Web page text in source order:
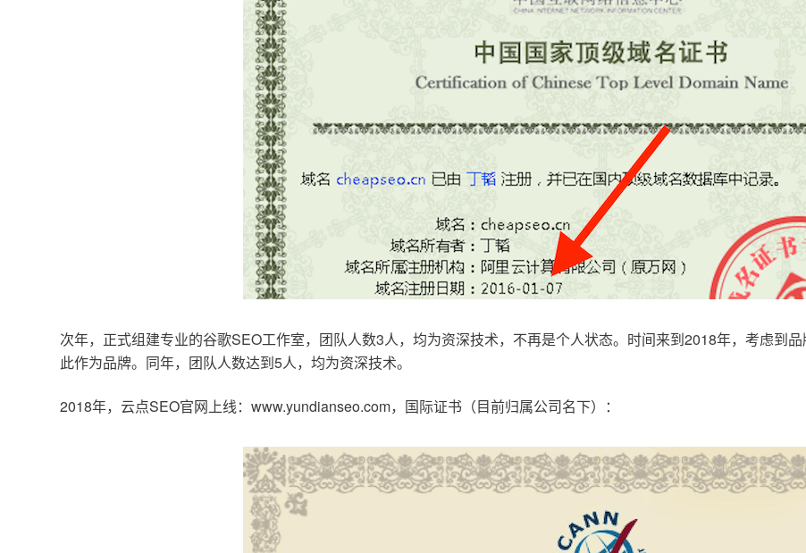
次年，正式组建专业的谷歌SEO工作室，团队人数3人，均为资深技术，不再是个人状态。时间来到2018年，考虑到
此作为品牌。同年，团队人数达到5人，均为资深技术。
2018年，云点SEO官网上线：www.yundianseo.com，国际证书（目前归属公司名下）：